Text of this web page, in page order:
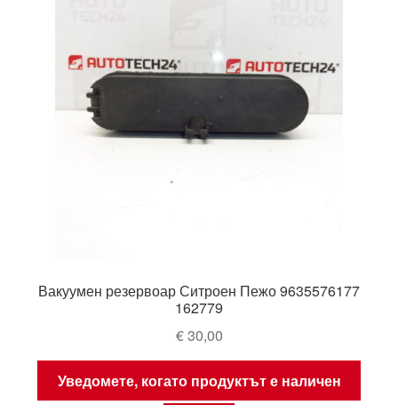
Вакуумен резервоар Ситроен Пежо 9635576177
162779
€30,00
Уведомете, когато продуктът е наличен